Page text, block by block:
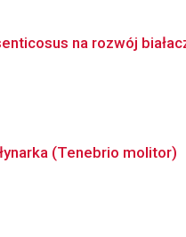
na rozwój
(Tenebrio molitor)